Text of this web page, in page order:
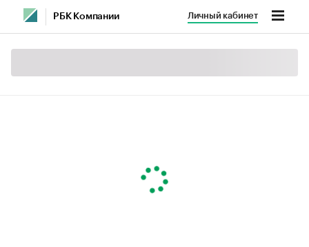
РБК Компании Личный кабинет